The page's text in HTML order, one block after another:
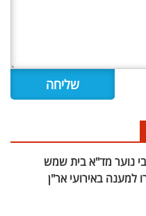
נוער מד"א בית שמש
למענה באירועי אר"ן